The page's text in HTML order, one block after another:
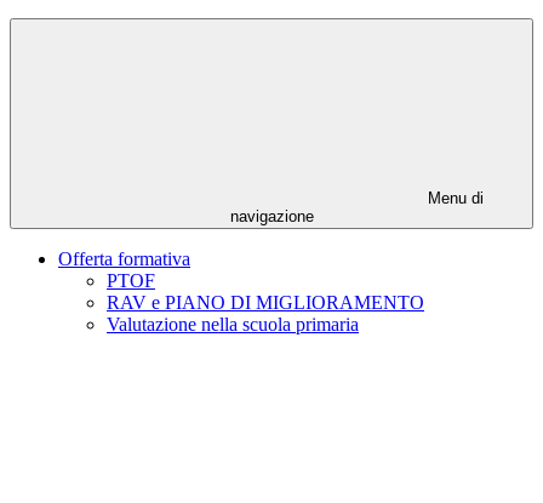
Menu di
navigazione
Offerta formativa
PTOF
RAV e PIANO DI MIGLIORAMENTO
Valutazione nella scuola primaria